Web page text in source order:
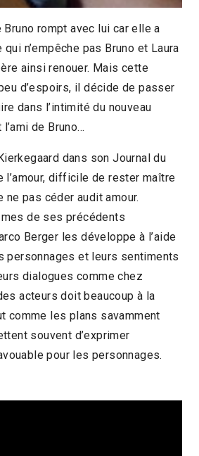
2009
1h43
Coup de Coeur
Cinéma lesbien, gay, trans
Bruno rompt avec lui car elle a
n’empêche pas Bruno et Laura
ainsi renouer. Mais cette
d’espoirs, il décide de passer
dans l’intimité du nouveau
de Bruno…
dans son Journal du
l’amour, difficile de rester maître
pas céder audit amour.
de ses précédents
Berger les développe à l’aide
personnages et leurs sentiments
dialogues comme chez
acteurs doit beaucoup à la
comme les plans savamment
souvent d’exprimer
pour les personnages.